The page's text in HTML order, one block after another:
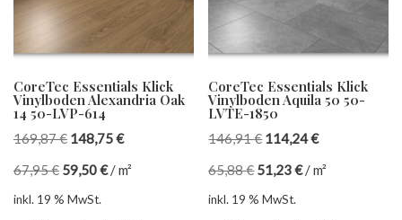
CoreTec Essentials Klick
Vinylboden Alexandria Oak
14 50-LVP-614
169,87€ 148,75€
67,95€ 59,50€/m²
inkl. 19 % MwSt.
CoreTec Essentials Klick
Vinylboden Aquila 50 50-
LVTE-1850
146,91€ 114,24€
65,88€ 51,23€/m²
inkl. 19 % MwSt.